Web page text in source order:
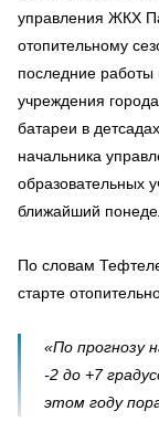
управления ЖКХ
отопительному
последние работы
учреждения
батареи в
начальника
образовательных
ближайший
По словам
старте
«По прогнозу
-2 до +7
этом году